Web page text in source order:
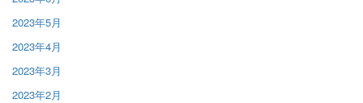
2023年5月
2023年4月
2023年3月
2023年2月